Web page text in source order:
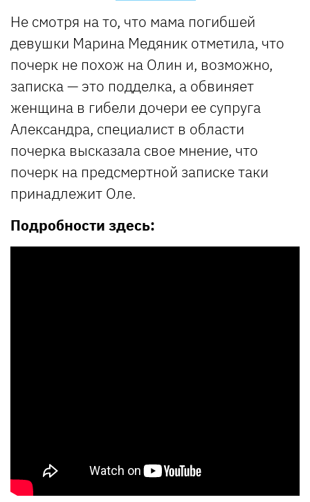
Не смотря на то, что мама погибшей
девушки Марина Медяник отметила, что
почерк не похож на Олин и, возможно,
записка — это подделка, а обвиняет
женщина в гибели дочери ее супруга
Александра, специалист в области
почерка высказала свое мнение, что
почерк на предсмертной записке таки
принадлежит Оле.
Подробности здесь: